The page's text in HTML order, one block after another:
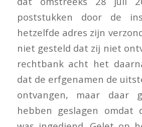
poststukken door de
hetzelfde adres zijn
niet gesteld dat zij niet
rechtbank acht het
dat de erfgenamen de
ontvangen, maar daar
hebben geslagen omdat